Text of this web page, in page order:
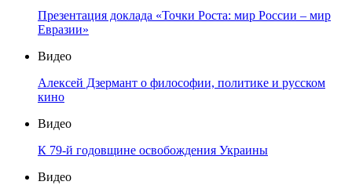
Презентация доклада «Точки Роста: мир России – мир
Евразии»
Видео
Алексей Дзермант о философии, политике и русском
кино
Видео
К 79-й годовщине освобождения Украины
Видео